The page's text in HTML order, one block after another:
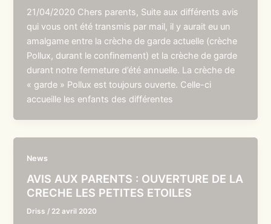
21/04/2020 Chers parents, Suite aux différents avis
qui vous ont été transmis par mail, il y aurait eu un
amalgame entre la crèche de garde actuelle (crèche
Pollux, durant le confinement) et la crèche de garde
durant notre fermeture d’été annuelle. La crèche de
« garde » Pollux est toujours ouverte. Celle-ci
accueille les enfants des différentes
News
AVIS AUX PARENTS : OUVERTURE DE LA
CRECHE LES PETITES ETOILES
Driss / 22 avril 2020